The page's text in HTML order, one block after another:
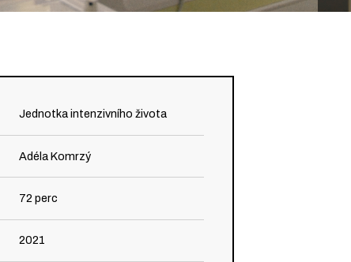
Jednotka intenzivního života
Adéla Komrzý
72 perc
2021